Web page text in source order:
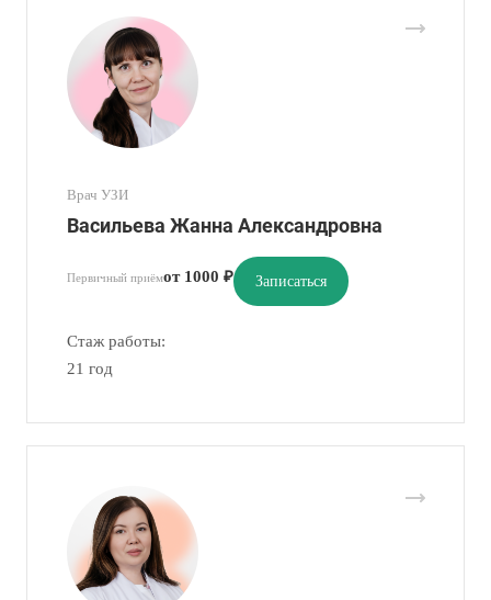
Врач УЗИ
Васильева Жанна Александровна
Первичный приёмот 1000 ₽ Записаться
Стаж работы:
21 год